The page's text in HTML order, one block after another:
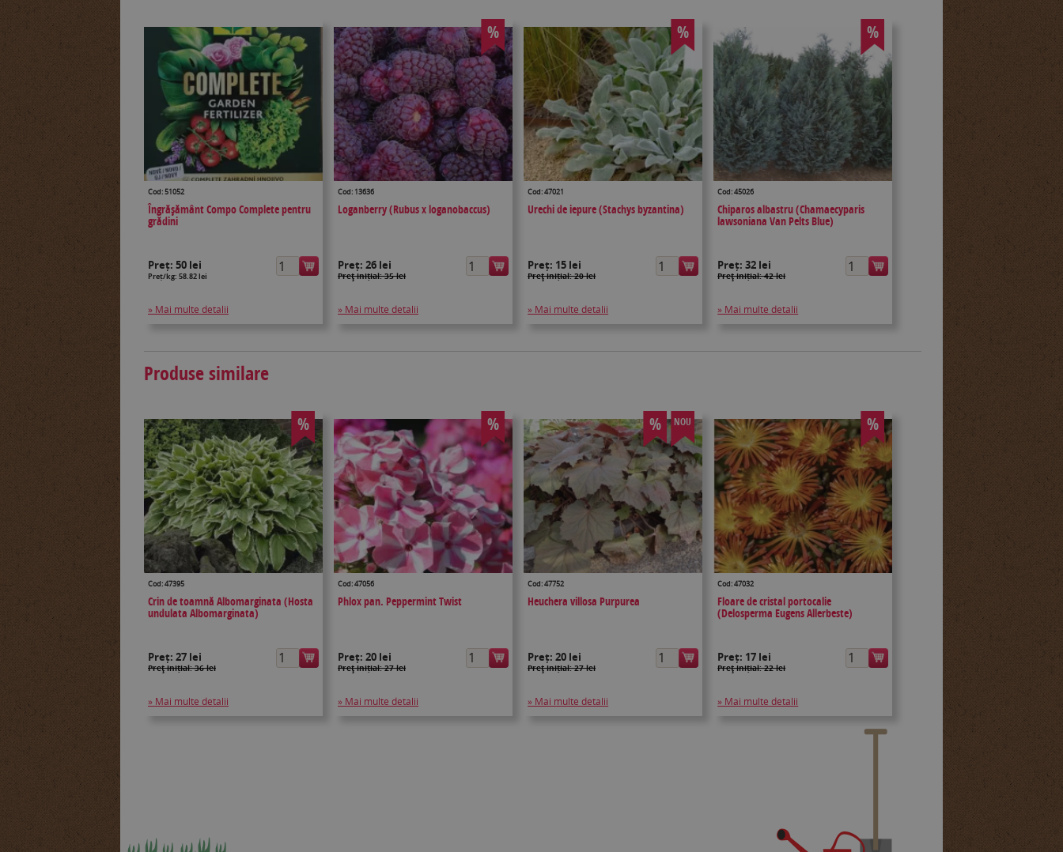
Cod: 51052
Îngrășământ Compo Complete pentru
grădini
Preț: 50 lei
Preț/kg: 58.82 lei
» Mai multe detalii
%
Cod: 13636
Loganberry (Rubus x loganobaccus)
Preț:26 lei
Preţ inițial: 35 lei
» Mai multe detalii
%
Cod: 47021
Urechi de iepure (Stachys byzantina)
Preț: 15 lei
Preţ inițial: 20 lei
» Mai multe detalii
%
Cod: 45026
Chiparos albastru (Chamaecyparis
lawsoniana Van Pelts Blue)
Preț:32 lei
Preţ inițial: 42 lei
» Mai multe detalii
Produse similare
%
Cod: 47395
Crin de toamnă Albomarginata (Hosta
undulata Albomarginata)
Preț: 27 lei
Preţ inițial: 36 lei
» Mai multe detalii
%
Cod: 47056
Phlox pan. Peppermint Twist
Preț:20 lei
Preţ inițial: 27 lei
» Mai multe detalii
% NOU
Cod: 47752
Heuchera villosa Purpurea
Preț:20 lei
Preţ inițial: 27 lei
» Mai multe detalii
%
Cod: 47032
Floare de cristal portocalie
(Delosperma Eugens Allerbeste)
Preț: 17 lei
Preţ inițial: 22 lei
» Mai multe detalii